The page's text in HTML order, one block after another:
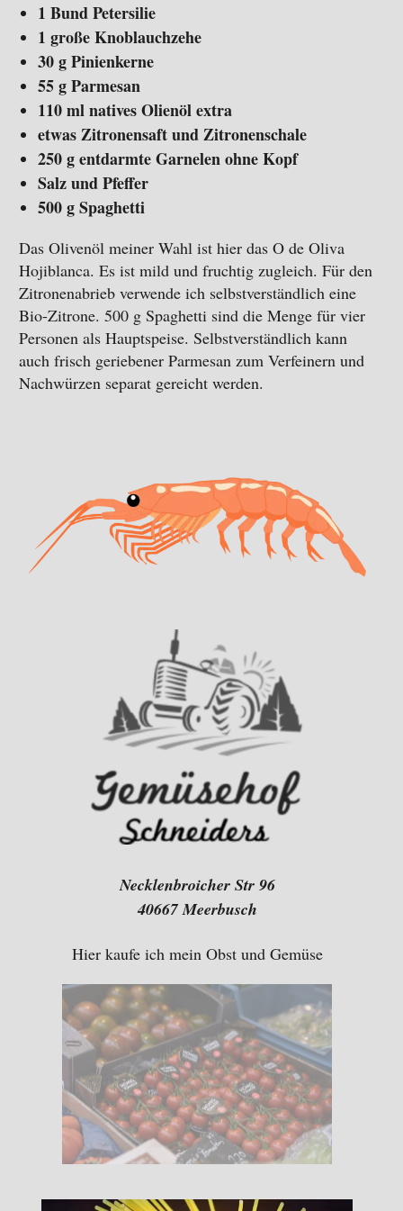
1 Bund Petersilie
1 große Knoblauchzehe
30 g Pinienkerne
55 g Parmesan
110 ml natives Olienöl extra
etwas Zitronensaft und Zitronenschale
250 g entdarmte Garnelen ohne Kopf
Salz und Pfeffer
500 g Spaghetti
Das Olivenöl meiner Wahl ist hier das O de Oliva
Hojiblanca. Es ist mild und fruchtig zugleich. Für den
Zitronenabrieb verwende ich selbstverständlich eine
Bio-Zitrone. 500 g Spaghetti sind die Menge für vier
Personen als Hauptspeise. Selbstverständlich kann
auch frisch geriebener Parmesan zum Verfeinern und
Nachwürzen separat gereicht werden.
Necklenbroicher Str 96
40667 Meerbusch
Hier kaufe ich mein Obst und Gemüse